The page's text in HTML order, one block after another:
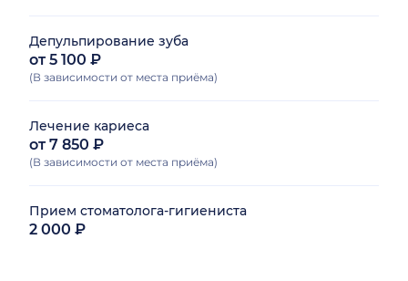
Депульпирование зуба
от 5 100 ₽
(В зависимости от места приёма)
Лечение кариеса
от 7 850 ₽
(В зависимости от места приёма)
Прием стоматолога-гигиениста
2 000 ₽